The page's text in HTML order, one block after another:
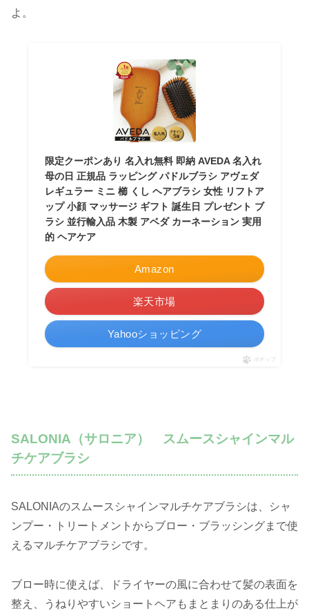
よ。
限定クーポンあり 名入れ無料 即納 AVEDA 名入れ
母の日 正規品 ラッピング パドルブラシ アヴェダ
レギュラー ミニ 櫛 くし ヘアブラシ 女性 リフトア
ップ 小顔 マッサージ ギフト 誕生日 プレゼント ブ
ラシ 並行輸入品 木製 アベダ カーネーション 実用
的 ヘアケア
Amazon
楽天市場
Yahooショッピング
ポチップ
SALONIA（サロニア） スムースシャインマル
チケアブラシ
SALONIAのスムースシャインマルチケアブラシは、シャ
ンプー・トリートメントからブロー・ブラッシングまで使
えるマルチケアブラシです。
ブロー時に使えば、ドライヤーの風に合わせて髪の表面を
整え、うねりやすいショートヘアもまとまりのある仕上が